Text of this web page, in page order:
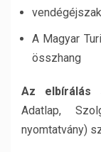
A Magyar
összhang
Az elbírálás
Adatlap,
nyomtatvány)